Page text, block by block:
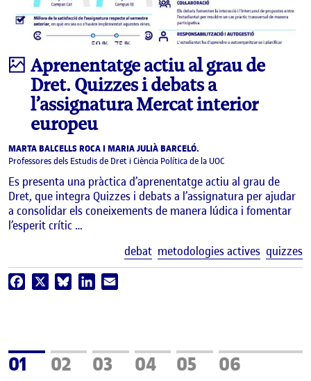
Infografia
Aprenentatge actiu al grau de
Dret. Quizzes i debats a
l’assignatura Mercat interior
europeu
MARTA BALCELLS ROCA I MARIA JULIÀ BARCELÓ.
Professores dels Estudis de Dret i Ciència Política de la UOC
Es presenta una pràctica d’aprenentatge actiu al grau de
Dret, que integra Quizzes i debats a l’assignatura per ajudar
a consolidar els coneixements de manera lúdica i fomentar
l’esperit crític …
debat metodologies actives quizzes
Facebook BlueskyLinkedIn
Pàgina
01 Pàgina
02 Pàgina
03 Pàgina
04 Pàgina
05 Pàgina
06